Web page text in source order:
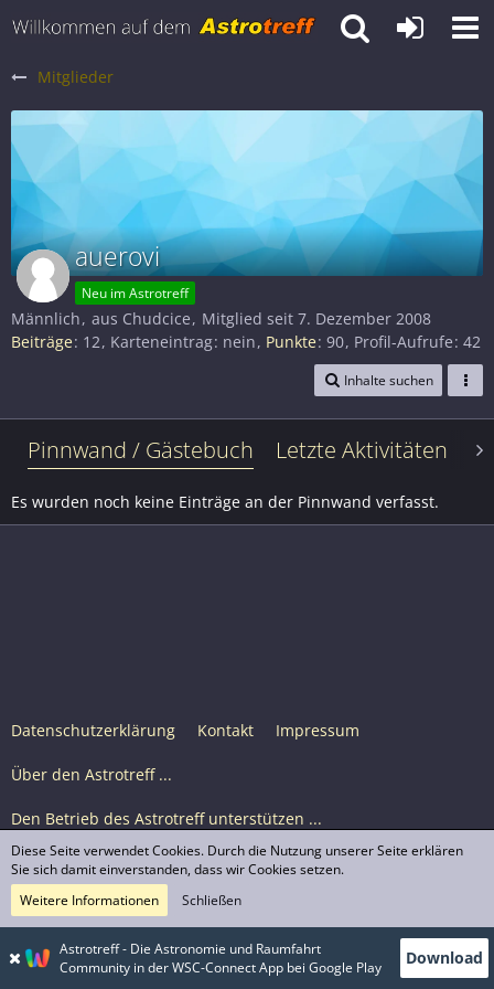
Mitglieder
auerovi
Neu im Astrotreff
Männlich aus Chudcice
Mitglied seit 7. Dezember 2008
Beiträge 12 Karteneintrag nein Punkte 90 Profil-Aufrufe 42
Inhalte suchen
Pinnwand / Gästebuch Letzte Aktivitäten
Es wurden noch keine Einträge an der Pinnwand verfasst.
Datenschutzerklärung Kontakt Impressum
Über den Astrotreff ...
Den Betrieb des Astrotreff unterstützen ...
Nutzungsbedingungen
© Astrotreff 2001-2026, lizenziert unter CC BY-SA,
sofern für einzelne Inhalte nicht anders angegeben
Astrotreff - Die Astronomie und Raumfahrt
Community in der WSC-Connect App bei Google Play
Download
Diese Seite verwendet Cookies. Durch die Nutzung unserer Seite erklären
Sie sich damit einverstanden, dass wir Cookies setzen.
Weitere Informationen
Schließen